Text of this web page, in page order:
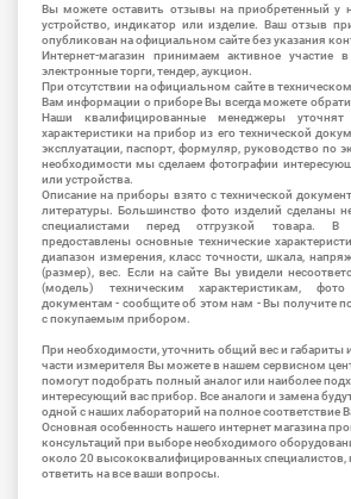
Вы можете оставить отзывы на приобретенный у
устройство, индикатор или изделие. Ваш отзыв
опубликован на официальном сайте без указания
Интернет-магазин принимаем активное участие
электронные торги, тендер, аукцион.
При отсутствии на официальном сайте в
Вам информации о приборе Вы всегда можете
Наши квалифицированные менеджеры уточнят
характеристики на прибор из его технической
эксплуатации, паспорт, формуляр, руководство по
необходимости мы сделаем фотографии
или устройства.
Описание на приборы взято с технической
литературы. Большинство фото изделий сделаны
специалистами перед отгрузкой товара. В
предоставлены основные технические
диапазон измерения, класс точности, шкала,
(размер), вес. Если на сайте Вы увидели
(модель) техническим характеристикам,
документам - сообщите об этом нам - Вы получите
с покупаемым прибором.
При необходимости, уточнить общий вес и габариты
части измерителя Вы можете в нашем сервисном
помогут подобрать полный аналог или наиболее
интересующий вас прибор. Все аналоги и замена
одной с наших лабораторий на полное соответствие
Основная особенность нашего интернет магазина
консультаций при выборе необходимого
около 20 высококвалифицированных специалистов,
ответить на все ваши вопросы.